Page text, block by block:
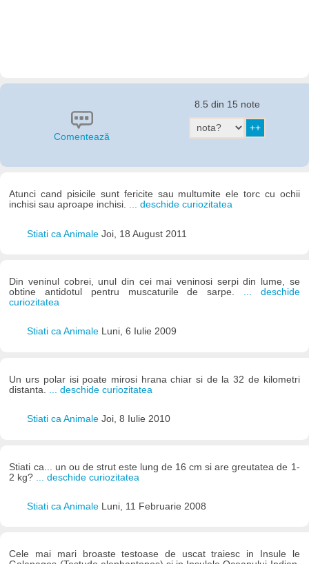
Comentează
8.5 din 15 note
Atunci cand pisicile sunt fericite sau multumite ele torc cu ochii
inchisi sau aproape inchisi. ... deschide curiozitatea
Stiati ca Animale Joi, 18 August 2011
Din veninul cobrei, unul din cei mai veninosi serpi din lume, se
obtine antidotul pentru muscaturile de sarpe. ... deschide
curiozitatea
Stiati ca Animale Luni, 6 Iulie 2009
Un urs polar isi poate mirosi hrana chiar si de la 32 de kilometri
distanta.
... deschide curiozitatea
Stiati ca Animale Joi, 8 Iulie 2010
Stiati ca... un ou de strut este lung de 16 cm si are greutatea de 1-
2 kg?
... deschide curiozitatea
Stiati ca Animale Luni, 11 Februarie 2008
Cele mai mari broaste testoase de uscat traiesc in Insule le